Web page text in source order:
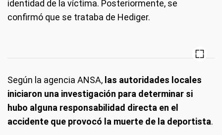
identidad de la víctima. Posteriormente, se
confirmó que se trataba de Hediger.
Según la agencia ANSA, las autoridades locales
iniciaron una investigación para determinar si
hubo alguna responsabilidad directa en el
accidente que provocó la muerte de la deportista.